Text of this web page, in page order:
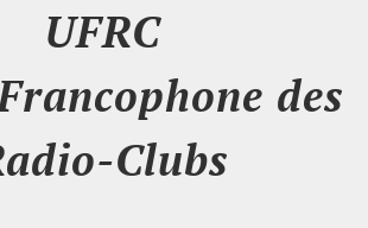
UFRC
des
Clubs